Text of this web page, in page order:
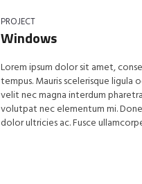
PROJECT
Windows
Lorem ipsum dolor sit amet,
tempus. Mauris scelerisque ligula
velit nec magna interdum
volutpat nec elementum mi.
dolor ultricies ac. Fusce